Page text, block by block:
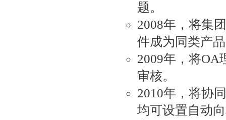
题。
2008年，将集
件成为同类产
2009年，将OA
审核。
2010年，将协
均可设置自动